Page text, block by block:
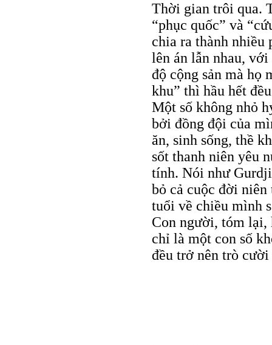
Thời gian trôi qua.
“phục quốc” và
chia ra thành nhiều
lên án lẫn nhau,
độ cộng sản mà họ
khu” thì hầu hết
Một số không nhỏ
bởi đồng đội của
ăn, sinh sống, thề
sốt thanh niên yêu
tính. Nói như
bỏ cả cuộc đời
tuổi về chiều mình
Con người, tóm lại,
chỉ là một con số
đều trở nên trò